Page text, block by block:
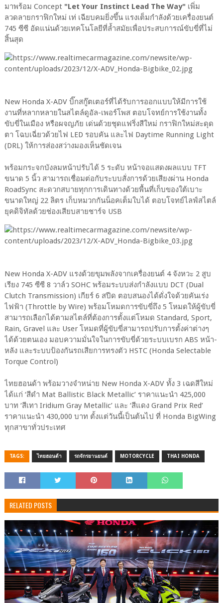
มาพร้อม Concept"Let Your Instinct Lead The Way" เพิ่ม
ลวดลายกราฟิกใหม่ เท่ เฉียบคมยิ่งขึ้น แรงเต็มกำลังด้วยเครื่องยนต์
745 ซีซี อัดแน่นด้วยเทคโนโลยีที่ล้ำสมัยเพื่อประสบการณ์ขับขี่ที่ไม่
สิ้นสุด
New Honda X-ADV บิ๊กสกู๊ตเตอร์ที่ได้รับการออกแบบให้มีการใช้
งานที่หลากหลายในสไตล์ดูอัล-เพอร์โพส ตอบโจทย์การใช้งานทั้ง
ขับขี่ในเมือง หรือผจญภัย เด่นด้วยชุดแฟริ่งสีใหม่ กราฟิกใหม่สะดุด
ตา โฉบเฉี่ยวด้วยไฟ LED รอบคัน และไฟ Daytime Running Light
(DRL) ให้การส่องสว่างมองเห็นชัดเจน
พร้อมกระจกบังลมหน้าปรับได้ 5 ระดับ หน้าจอแสดงผลแบบ TFT
ขนาด 5 นิ้ว สามารถเชื่อมต่อกับระบบสั่งการด้วยเสียงผ่าน Honda
RoadSync สะดวกสบายทุกการเดินทางด้วยพื้นที่เก็บของใต้เบาะ
ขนาดใหญ่ 22 ลิตร เก็บหมวกกันน็อคเต็มใบได้ ตอบโจทย์ไลฟ์สไตล์
ยุคดิจิทัลด้วยช่องเสียบสายชาร์จ USB
New Honda X-ADV แรงด้วยขุมพลังจากเครื่องยนต์ 4 จังหวะ 2 สูบ
เรียง 745 ซีซี 8 วาล์ว SOHC พร้อมระบบส่งกำลังแบบ DCT (Dual
Clutch Transmission) เกียร์ 6 สปีด ตอบสนองได้ดั่งใจด้วยคันเร่ง
ไฟฟ้า (Throttle by Wire) พร้อมโหมดการขับขี่ถึง 5 โหมดให้ผู้ขับขี่
สามารถเลือกได้ตามสไตล์ที่ต้องการตั้งแต่โหมด Standard, Sport,
Rain, Gravel และ User โหมดที่ผู้ขับขี่สามารถปรับการตั้งค่าต่างๆ
ได้ด้วยตนเอง มอบความมั่นใจในการขับขี่ด้วยระบบเบรก ABS หน้า-
หลัง และระบบป้องกันรถเสียการทรงตัว HSTC (Honda Selectable
Torque Control)
ไทยฮอนด้า พร้อมวางจำหน่าย New Honda X-ADV ทั้ง 3 เฉดสีใหม่
ได้แก่ ‘สีดำ Mat Ballistic Black Metallic’ ราคาแนะนำ 425,000
บาท ‘สีเทา Iridium Gray Metallic’ และ ‘สีแดง Grand Prix Red’
ราคาแนะนำ 430,000 บาท ตั้งแต่วันนี้เป็นต้นไป ที่ Honda BigWing
ทุกสาขาทั่วประเทศ
TAGS: ไทยฮอนด้า รถจักรยานยนต์ MOTORCYCLE THAI HONDA
RELATED POSTS